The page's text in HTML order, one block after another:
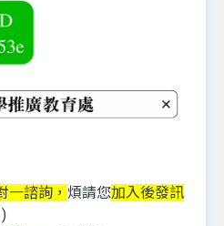
一諮詢， 煩請您加入後發訊